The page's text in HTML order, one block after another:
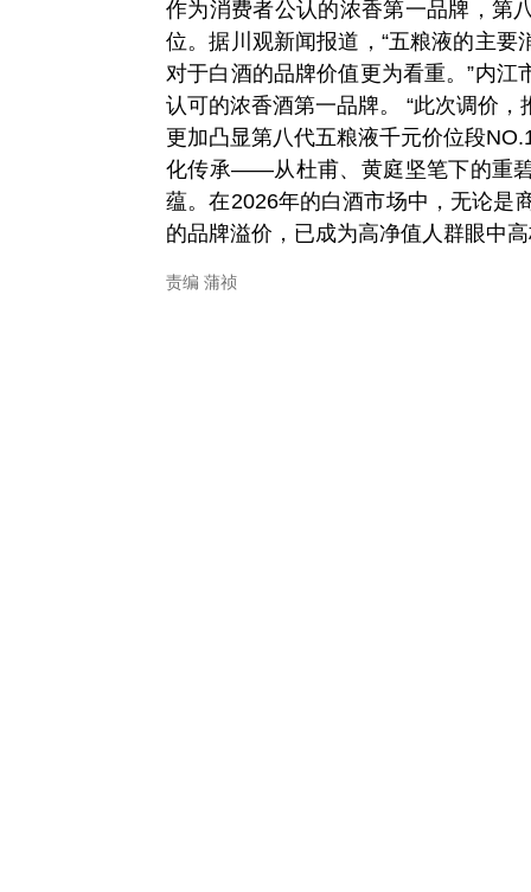
作为消费者公认的浓香第一品牌，第
位。据川观新闻报道，“五粮液的主
对于白酒的品牌价值更为看重。”内
认可的浓香酒第一品牌。 “此次调价
更加凸显第八代五粮液千元价位段
化传承——从杜甫、黄庭坚笔下的重
蕴。在2026年的白酒市场中，无论是
的品牌溢价，已成为高净值人群眼中
责编 蒲祯